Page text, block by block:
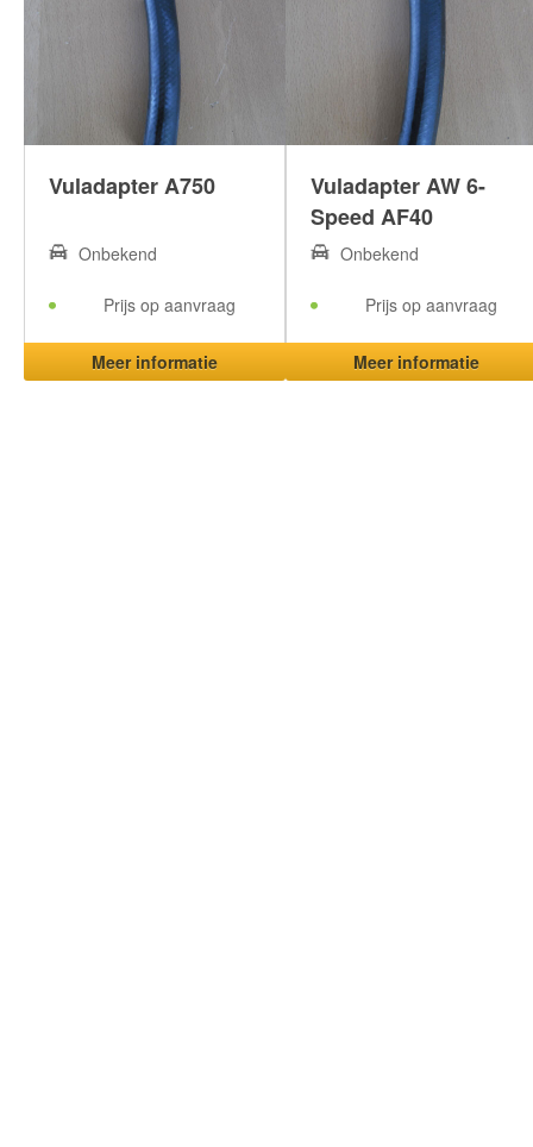
Vuladapter A750
Onbekend
Prijs op aanvraag
Meer informatie
Vuladapter AW 6-
Speed AF40
Onbekend
Prijs op aanvraag
Meer informatie